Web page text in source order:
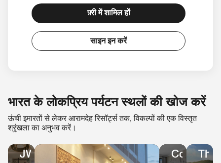
फ़्री में शामिल हों
साइन इन करें
भारत के लोकप्रिय पर्यटन स्थलों की खोज करें​
ऊंची इमारतों से लेकर आरामदेह रिसॉर्ट्स तक, विकल्पों की एक विस्तृत
श्रृंखला का अनुभव करें।
JW
Courtyard
The